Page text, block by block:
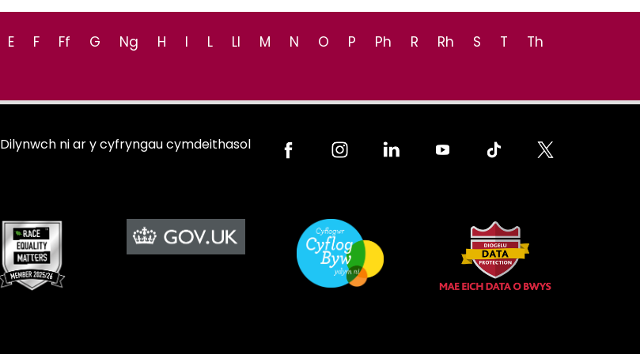
E F Ff G Ng H I L Ll M N O P Ph R Rh S T
Th
Dilynwch ni ar y cyfryngau cymdeithasol